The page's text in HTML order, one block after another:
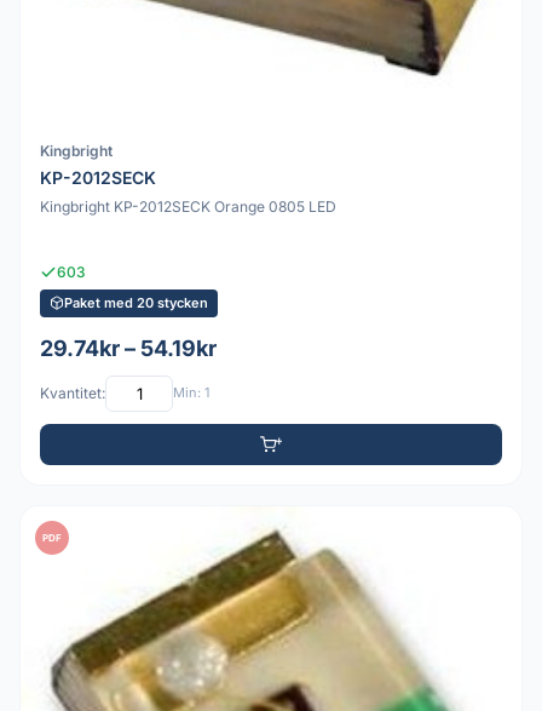
Kingbright
KP-2012SECK
Kingbright KP-2012SECK Orange 0805 LED
603
Paket med 20 stycken
29.74kr – 54.19kr
Kvantitet: Min: 1
PDF